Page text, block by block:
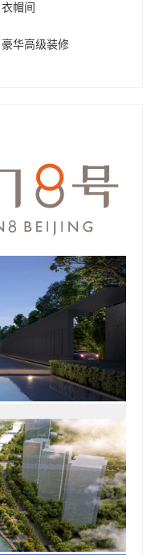
衣帽间
豪华高级装修